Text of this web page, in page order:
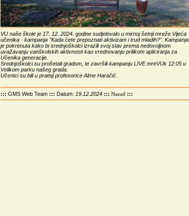
VU naše škole je 17. 12. 2024. godine sudjelovalo u mirnoj šetnji mreže Vijeća
učenika - kampanja "Kada ćete prepoznati aktivizam i trud mladih?’’. Kampanja
je pokrenuta kako bi srednjoškolci izrazili svoj stav prema nedovoljnom
uvažavanju vanškolskih aktivnosti kao vrednovanju prilikom apliciranja za
Učenika generacije.
Srednjoškolci su prošetali gradom, te završili kampanju LIVE mreVUk 12:05 u
Velikom parku našeg grada.
Učenici su bili u pratnji profesorice Alme Haračić.
::: GMS Web Team::: Datum: 19.12.2024::: Nazad :::